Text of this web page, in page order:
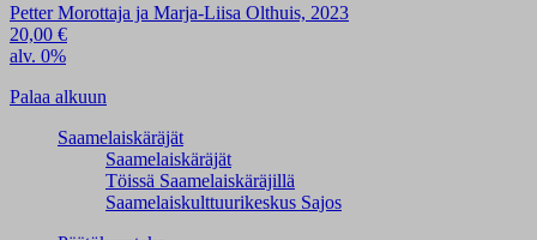
Petter Morottaja ja Marja-Liisa Olthuis, 2023
20,00 €
alv. 0%
Palaa alkuun
Saamelaiskäräjät
Saamelaiskäräjät
Töissä Saamelaiskäräjillä
Saamelaiskulttuuri­keskus Sajos